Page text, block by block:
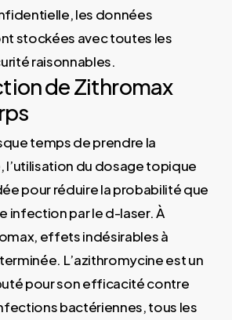
les données
stockées avec toutes les
raisonnables.
de Zithromax
temps de prendre la
l’utilisation du dosage topique
pour réduire la probabilité que
infection par le d-laser. À
effets indésirables à
L’azithromycine est un
pour son efficacité contre
bactériennes, tous les